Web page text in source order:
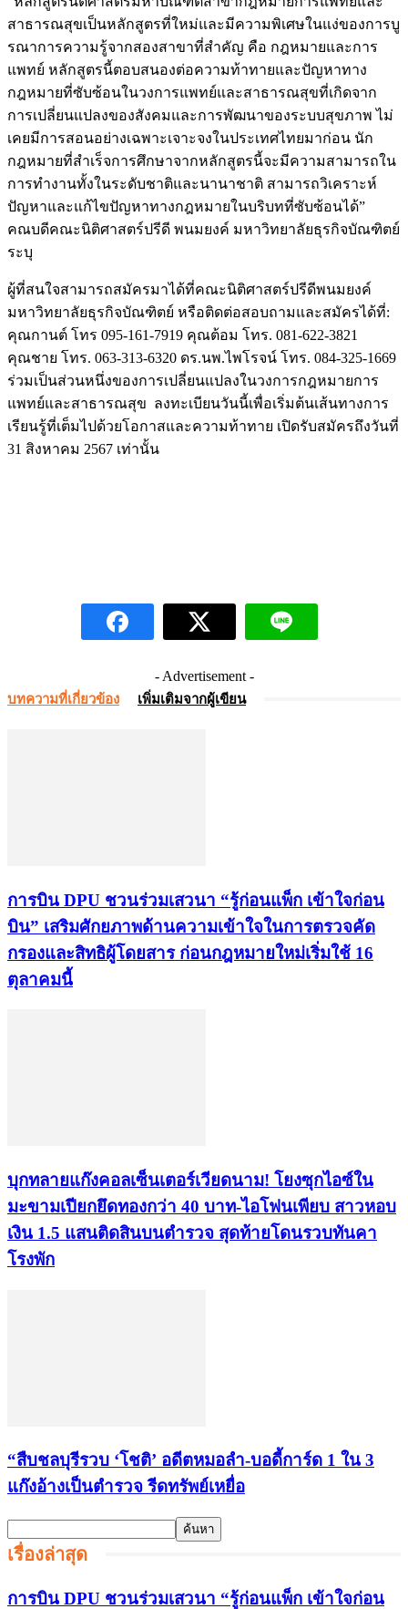
สาธารณสุขเป็นหลักสูตรที่ใหม่และมีความพิเศษในแง่ของการบู
รณาการความรู้จากสองสาขาที่สำคัญ คือ กฎหมายและการ
แพทย์ หลักสูตรนี้ตอบสนองต่อความท้าทายและปัญหาทาง
กฎหมายที่ซับซ้อนในวงการแพทย์และสาธารณสุขที่เกิดจาก
การเปลี่ยนแปลงของสังคมและการพัฒนาของระบบสุขภาพ ไม่
เคยมีการสอนอย่างเฉพาะเจาะจงในประเทศไทยมาก่อน นัก
กฎหมายที่สำเร็จการศึกษาจากหลักสูตรนี้จะมีความสามารถใน
การทำงานทั้งในระดับชาติและนานาชาติ สามารถวิเคราะห์
ปัญหาและแก้ไขปัญหาทางกฎหมายในบริบทที่ซับซ้อนได้”
คณบดีคณะนิติศาสตร์ปรีดี พนมยงค์ มหาวิทยาลัยธุรกิจบัณฑิตย์
ระบุ
ผู้ที่สนใจสามารถสมัครมาได้ที่คณะนิติศาสตร์ปรีดีพนมยงค์
มหาวิทยาลัยธุรกิจบัณฑิตย์ หรือติดต่อสอบถามและสมัครได้ที่:
คุณกานต์ โทร 095-161-7919 คุณต้อม โทร. 081-622-3821
คุณชาย โทร. 063-313-6320 ดร.นพ.ไพโรจน์ โทร. 084-325-1669
ร่วมเป็นส่วนหนึ่งของการเปลี่ยนแปลงในวงการกฎหมายการ
แพทย์และสาธารณสุข ลงทะเบียนวันนี้เพื่อเริ่มต้นเส้นทางการ
เรียนรู้ที่เต็มไปด้วยโอกาสและความท้าทาย เปิดรับสมัครถึงวันที่
31 สิงหาคม 2567 เท่านั้น
- Advertisement -
บทความที่เกี่ยวข้อง เพิ่มเติมจากผู้เขียน
การบิน DPU ชวนร่วมเสวนา “รู้ก่อนแพ็ก เข้าใจก่อน
บิน” เสริมศักยภาพด้านความเข้าใจในการตรวจคัด
กรองและสิทธิผู้โดยสาร ก่อนกฎหมายใหม่เริ่มใช้ 16
ตุลาคมนี้
บุกทลายแก๊งคอลเซ็นเตอร์เวียดนาม! โยงซุกไอซ์ใน
มะขามเปียกยึดทองกว่า 40 บาท-ไอโฟนเพียบ สาวหอบ
เงิน 1.5 แสนติดสินบนตำรวจ สุดท้ายโดนรวบทันคา
โรงพัก
“สืบชลบุรีรวบ ‘โชติ’ อดีตหมอลำ-บอดี้การ์ด 1 ใน 3
แก๊งอ้างเป็นตำรวจ รีดทรัพย์เหยื่อ
เรื่องล่าสุด
การบิน DPU ชวนร่วมเสวนา “รู้ก่อนแพ็ก เข้าใจก่อน